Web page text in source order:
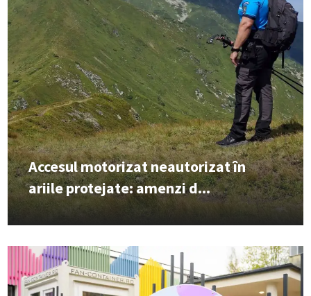
Accesul motorizat neautorizat în
ariile protejate: amenzi d...